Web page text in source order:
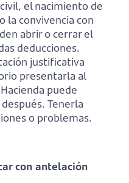
el nacimiento de
la convivencia con
abrir o cerrar el
deducciones.
justificativa
presentarla al
puede
Tenerla
o problemas.
con antelación